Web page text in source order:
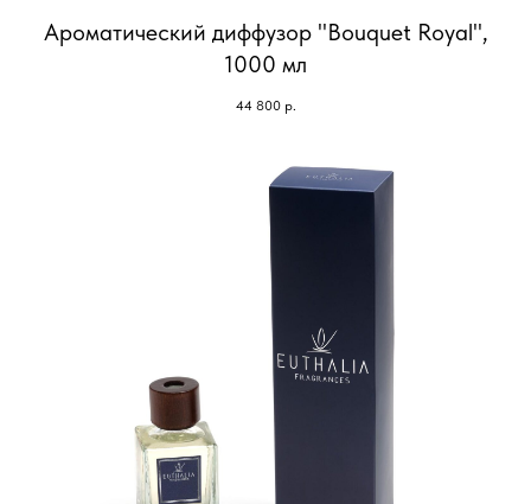
Ароматический диффузор "Bouquet Royal",
1000 мл
44 800 р.